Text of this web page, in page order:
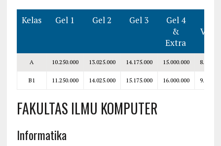
Kelas Gel 1 Gel 2 Gel 3
Gel 4
&
Extra
A 10.250.000 13.025.000 14.175.000 15.000.000
B1 11.250.000 14.025.000 15.175.000 16.000.000
FAKULTAS ILMU KOMPUTER
Informatika